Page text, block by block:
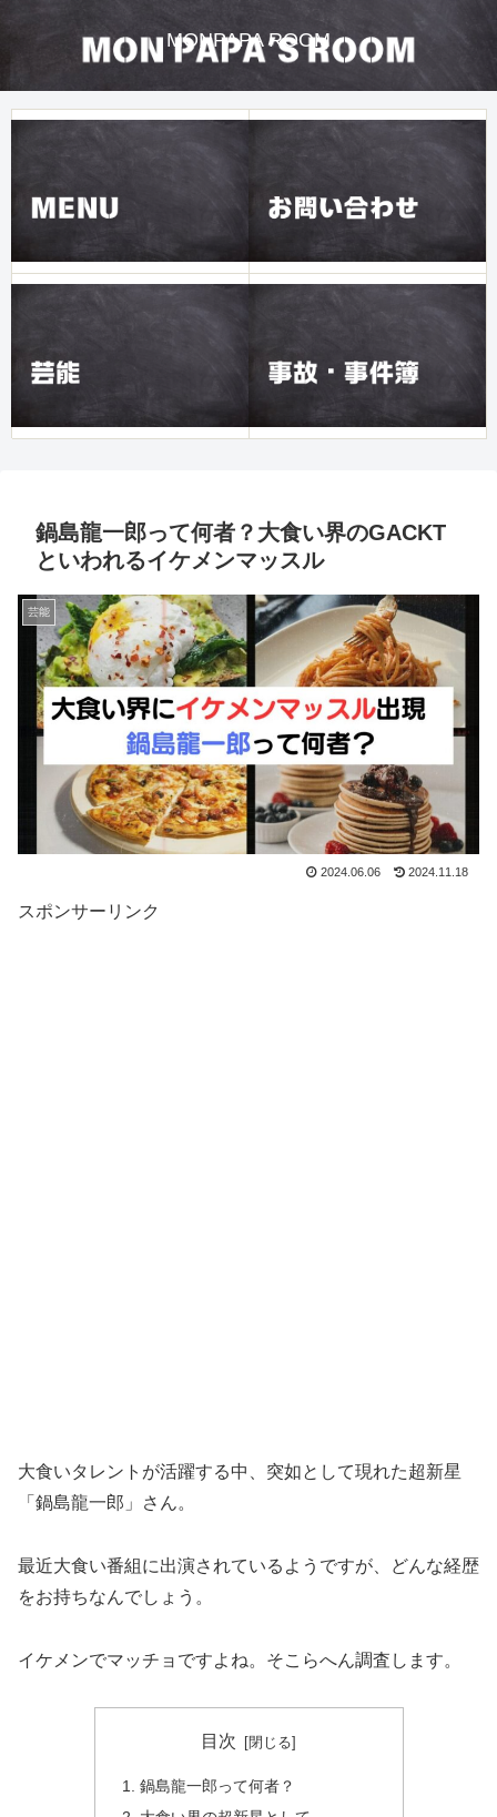
MONPAPA ROOM
鍋島龍一郎って何者？大食い界のGACKT
といわれるイケメンマッスル
芸能
2024.06.06 2024.11.18
スポンサーリンク
大食いタレントが活躍する中、突如として現れた超新星
「鍋島龍一郎」さん。
最近大食い番組に出演されているようですが、どんな経歴
をお持ちなんでしょう。
イケメンでマッチョですよね。そこらへん調査します。
目次
鍋島龍一郎って何者？